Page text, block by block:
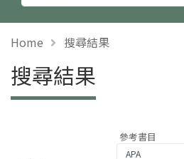
Home 搜尋結果
搜尋結果
參考書目